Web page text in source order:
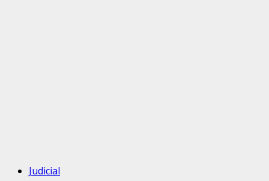
Judicial